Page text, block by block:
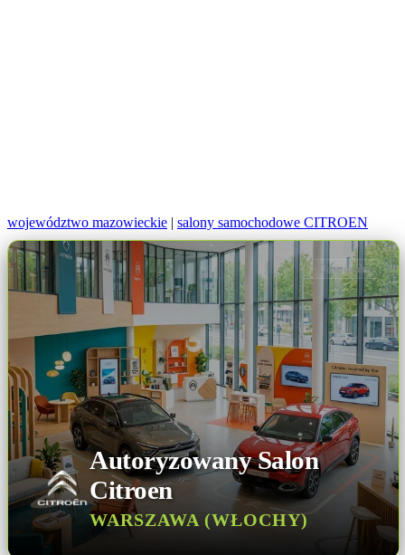
województwo mazowieckie | salony samochodowe CITROEN
Autoryzowany Salon
Citroen
WARSZAWA (WŁOCHY)
Dane ogólne